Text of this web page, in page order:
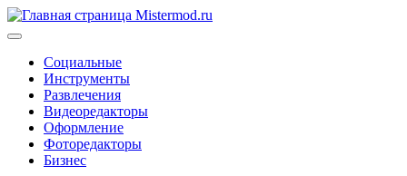
Социальные
Инструменты
Развлечения
Видеоредакторы
Оформление
Фоторедакторы
Бизнес